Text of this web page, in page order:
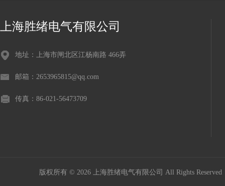
上海胜绪电气有限公司
地址：上海市闸北区江杨南路 466弄
邮箱：2653965815@qq.com
传真：86-021-56473709
版权所有 © 2026 上海胜绪电气有限公司 All Rights